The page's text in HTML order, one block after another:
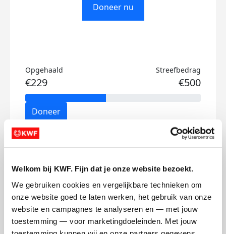
Welkom bij KWF. Fijn dat je onze website bezoekt.
We gebruiken cookies en vergelijkbare technieken om
onze website goed te laten werken, het gebruik van onze
website en campagnes te analyseren en — met jouw
toestemming — voor marketingdoeleinden. Met jouw
Doneer nu
Opgehaald
€229
Streefbedrag
€500
Doneer
Kay's badges